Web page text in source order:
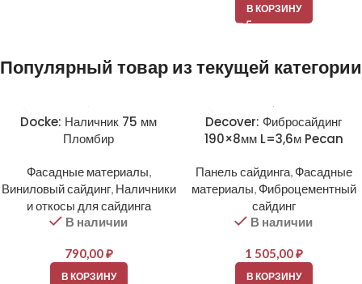
В КОРЗИНУ
Популярный товар из текущей категории
Docke: Наличник 75 мм
Пломбир
Фасадные материалы,
Виниловый сайдинг, Наличники
и откосы для сайдинга
В наличии
790,00₽
В КОРЗИНУ
Decover: Фибросайдинг
190×8мм L=3,6м Pecan
Панель сайдинга, Фасадные
материалы, Фиброцементный
сайдинг
В наличии
1 505,00₽
В КОРЗИНУ